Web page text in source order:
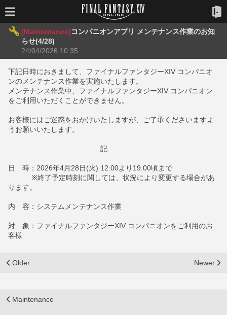
[Maintenance]コンパニオンアプリ メンテナンス作業のお知
らせ(4/28)
24/04/2026 10:35
下記日時におきまして、ファイナルファンタジーXIV コンパニオ
ンのメンテナンス作業を実施いたします。
メンテナンス作業中、ファイナルファンタジーXIV コンパニオン
をご利用いただくことができません。
お客様にはご迷惑をおかけいたしますが、ご了承くださいますよ
うお願いいたします。
記
日 時：2026年4月28日(火) 12:00より19:00頃まで
※終了予定時刻に関しては、状況により変更する場合があ
ります。
内 容：システムメンテナンス作業
対 象：ファイナルファンタジーXIV コンパニオンをご利用のお
客様
Older Newer
Maintenance